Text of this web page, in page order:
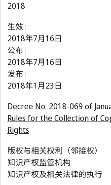
2018
生效 :
2018年7月16日
公布 :
2018年7月16日
发布 :
2018年1月23日
Decree No. 2018-069 of
Rules for the Collection of
Rights
版权与相关权利（邻接权）
知识产权监管机构
知识产权及相关法律的执行